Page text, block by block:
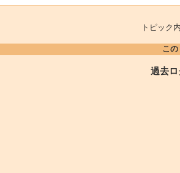
トピッ
こ
過去